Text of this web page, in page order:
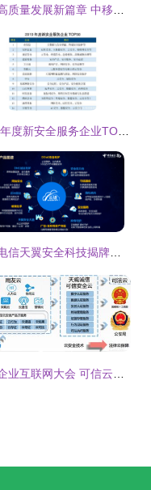
谱写高质量发展新篇章 中移物联助力福建“智”造升级互联网安全服务
2019年度新安全服务企业TOP50出炉
中国电信天翼安全科技揭牌，开启互联网安全服务新篇章
聚焦企业互联网大会 可信云安全服务哪家强？